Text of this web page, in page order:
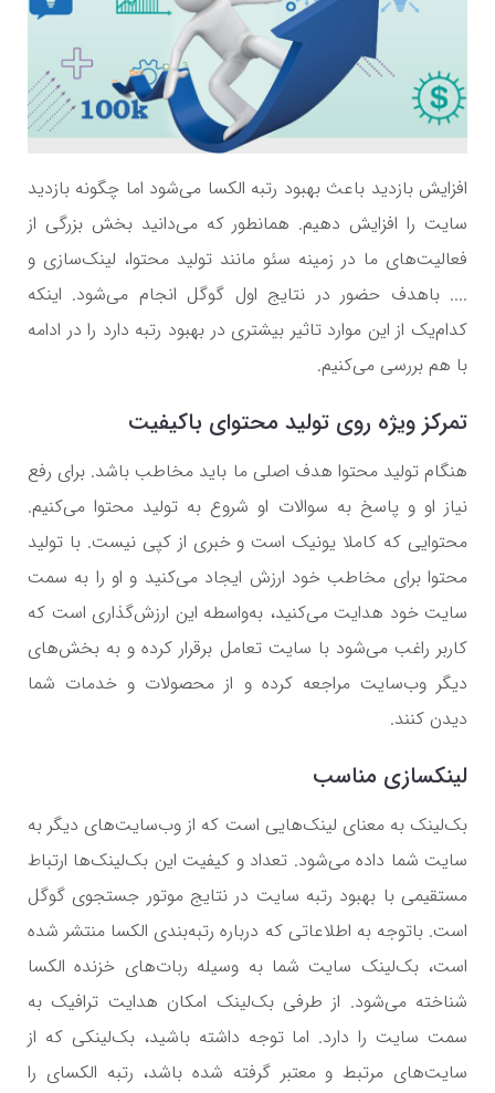
افزایش بازدید باعث بهبود رتبه الکسا می‌شود اما چگونه بازدید
سایت را افزایش دهیم. همانطور که می‌دانید بخش بزرگی از
فعالیت‌های ما در زمینه سئو مانند تولید محتوا، لینک‌سازی و
.... باهدف حضور در نتایج اول گوگل انجام می‌شود. اینکه
کدام‌یک از این موارد تاثیر بیشتری در بهبود رتبه دارد را در ادامه
با هم بررسی می‌کنیم.
تمرکز ویژه روی تولید محتوای باکیفیت
هنگام تولید محتوا هدف اصلی ما باید مخاطب باشد. برای رفع
نیاز او و پاسخ به سوالات او شروع به تولید محتوا می‌کنیم.
محتوایی که کاملا یونیک است و خبری از کپی نیست. با تولید
محتوا برای مخاطب خود ارزش ایجاد می‌کنید و او را به سمت
سایت خود هدایت می‌کنید، به‌واسطه این ارزش‌گذاری است که
کاربر راغب می‌شود با سایت تعامل برقرار کرده و به بخش‌های
دیگر وب‌سایت مراجعه کرده و از محصولات و خدمات شما
دیدن کنند.
لینکسازی مناسب
بک‌لینک به معنای لینک‌هایی است که از وب‌سایت‌های دیگر به
سایت شما داده می‌شود. تعداد و کیفیت این بک‌لینک‌ها ارتباط
مستقیمی با بهبود رتبه سایت در نتایج موتور جستجوی گوگل
است. باتوجه به اطلاعاتی که درباره رتبه‌بندی الکسا منتشر شده
است، بک‌لینک سایت شما به وسیله ربات‌های خزنده الکسا
شناخته می‌شود. از طرفی بک‌لینک امکان هدایت ترافیک به
سمت سایت را دارد. اما توجه داشته باشید، بک‌لینکی که از
سایت‌های مرتبط و معتبر گرفته شده باشد، رتبه الکسای را